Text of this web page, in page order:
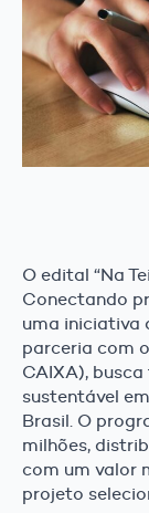
O edital “Na
Conectando
uma iniciativa
parceria com
CAIXA),
sustentável
Brasil. O
milhões,
com um valor
projeto